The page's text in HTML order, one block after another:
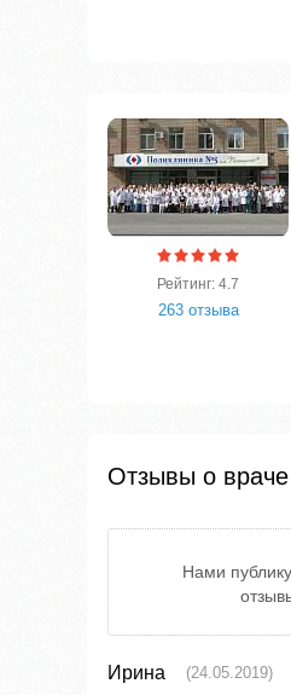
Рейтинг: 4.7
263 отзыва
Отзывы о враче
Нами
Ирина (24.05.2019)